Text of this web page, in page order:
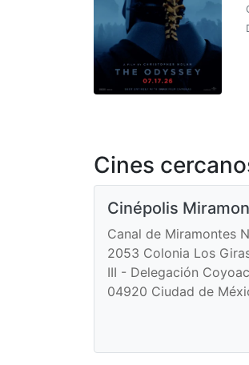
Cines
Cinépolis
Canal de Miramontes
2053 Colonia Los
III - Delegación
04920 Ciudad de